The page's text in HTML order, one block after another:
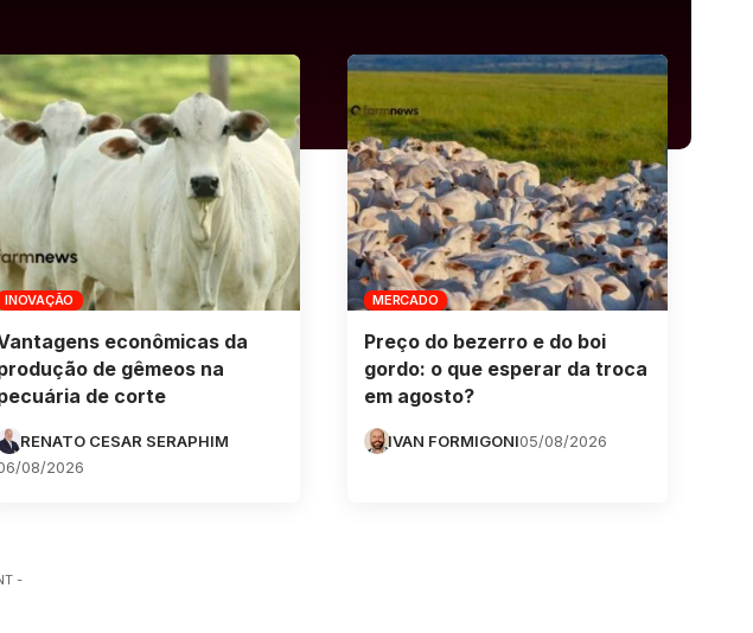
INOVAÇÃO
econômicas da
de gêmeos na
de corte
RENATO CESAR SERAPHIM
08/2026
MERCADO
Preço do bezerro e do boi
gordo: o que esperar da troca
em agosto?
IVAN FORMIGONI05/08/2026
-